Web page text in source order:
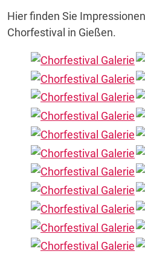
Hier finden Sie
Chorfestival in Gießen.